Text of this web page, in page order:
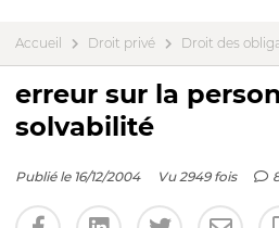
Accueil Droit privé Droit des
erreur sur la
solvabilité
Publié le 16/12/2004 Vu 2949 fois